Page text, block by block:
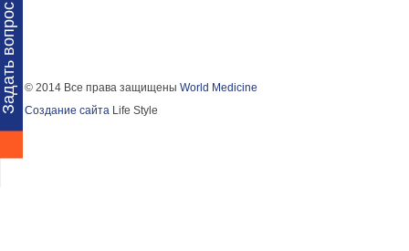
вопрос
ПАРТНЕРЫ
© 2014 Все права защищеныWorld Medicine
Создание сайта Life Style